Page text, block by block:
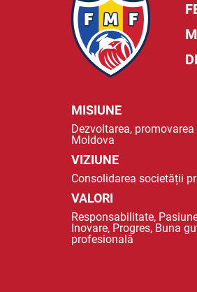
MISIUNE
Dezvoltarea,
Moldova
VIZIUNE
Consolidarea societății
VALORI
Responsabilitate,
Inovare, Progres, Buna
profesională